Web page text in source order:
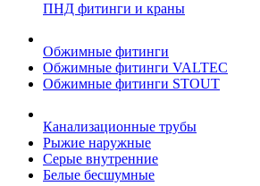
ПНД фитинги и краны
Обжимные фитинги
Обжимные фитинги VALTEC
Обжимные фитинги STOUT
Канализационные трубы
Рыжие наружные
Серые внутренние
Белые бесшумные